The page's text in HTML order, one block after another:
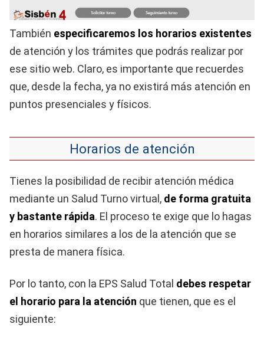
También especificaremos los horarios existentes
de atención y los trámites que podrás realizar por
ese sitio web. Claro, es importante que recuerdes
que, desde la fecha, ya no existirá más atención en
puntos presenciales y físicos.
Horarios de atención
Tienes la posibilidad de recibir atención médica
mediante un Salud Turno virtual, de forma gratuita
y bastante rápida. El proceso te exige que lo hagas
en horarios similares a los de la atención que se
presta de manera física.
Por lo tanto, con la EPS Salud Total debes respetar
el horario para la atención que tienen, que es el
siguiente: